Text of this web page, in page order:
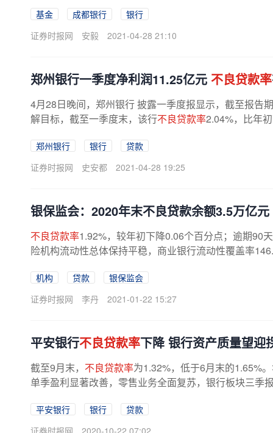
基金 成都银行
银行
证券时报网
安毅 2021-04-28 21:10
郑州银行一季度净利润11.25亿元 不良贷款率
4月28日晚间，郑州银行 披露一季度报显示，截至报告
解目标，截至一季度末，该行不良贷款率2.04%，比年
郑州银行 银行
贷款
证券时报网
史安都 2021-04-28 19:25
银保监会：2020年末不良贷款余额3.5万亿元
不良贷款率1.92%，较年初下降0.06个百分点；逾期90
险机构流动性总体保持平稳，商业银行流动性覆盖率
机构 贷款
银保监会
证券时报网
李丹 2021-01-22 15:27
平安银行不良贷款率下降 银行资产质量望迎
截至9月末， 不良贷款率为1.32%，低于6月末的1.65%
单季盈利显著改善，零售业务全面复苏，银行板块三季
平安银行 银行
贷款
证券时报网
2020-10-22 07:02